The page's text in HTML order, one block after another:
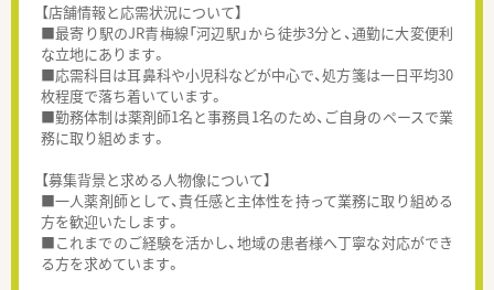
【店舗情報と応需状況について】
■最寄り駅のJR青梅線「河辺駅」から徒歩3分と、通勤に大変便利
な立地にあります。
■応需科目は耳鼻科や小児科などが中心で、処方箋は一日平均30
枚程度で落ち着いています。
■勤務体制は薬剤師1名と事務員1名のため、ご自身のペースで業
務に取り組めます。
【募集背景と求める人物像について】
■一人薬剤師として、責任感と主体性を持って業務に取り組める
方を歓迎いたします。
■これまでのご経験を活かし、地域の患者様へ丁寧な対応ができ
る方を求めています。